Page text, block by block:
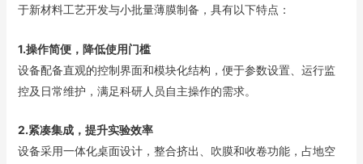
于新材料工艺开发与小批量薄膜制备，具有以下特点：
1.操作简便，降低使用门槛
设备配备直观的控制界面和模块化结构，便于参数设置、运行监
控及日常维护，满足科研人员自主操作的需求。
2.紧凑集成，提升实验效率
设备采用一体化桌面设计，整合挤出、吹膜和收卷功能，占地空